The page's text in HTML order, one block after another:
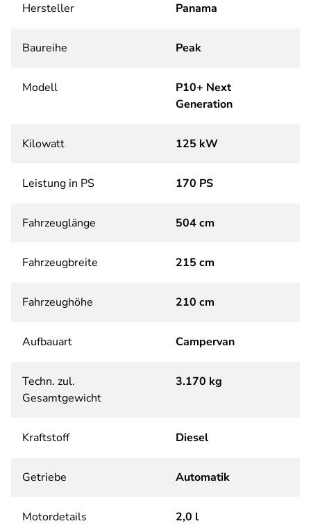
Hersteller Panama
Baureihe Peak
Modell
P10+ Next
Generation
Kilowatt 125 kW
Leistung in PS 170 PS
Fahrzeuglänge 504 cm
Fahrzeugbreite 215 cm
Fahrzeughöhe 210 cm
Aufbauart Campervan
Techn. zul.
Gesamtgewicht
3.170 kg
Kraftstoff Diesel
Getriebe Automatik
Motordetails 2,0 l